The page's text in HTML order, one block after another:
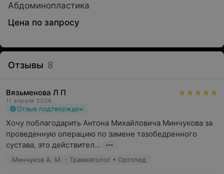
Абдоминопластика
Цена по запросу
Отзывы 8
Вязьменова Л П
11 апреля 2026
Отзыв подтвержден
Хочу поблагодарить Антона Михайловича Минчукова за
проведенную операцию по замене тазобедренного
сустава, это действител...
Минчуков А. М. - Травматолог • Ортопед